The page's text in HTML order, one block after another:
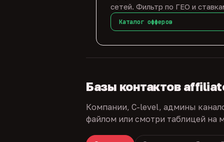
сетей. Фильтр по ГЕО и
Каталог офферов
Базы контактов
Компании, C-level, админы
файлом или смотри таблицей на